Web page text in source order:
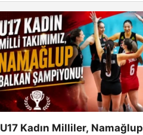
U17 Kadın Milliler, Namağlup